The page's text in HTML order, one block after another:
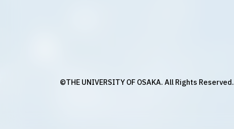
©THE UNIVERSITY OF OSAKA. All Rights Reserved.